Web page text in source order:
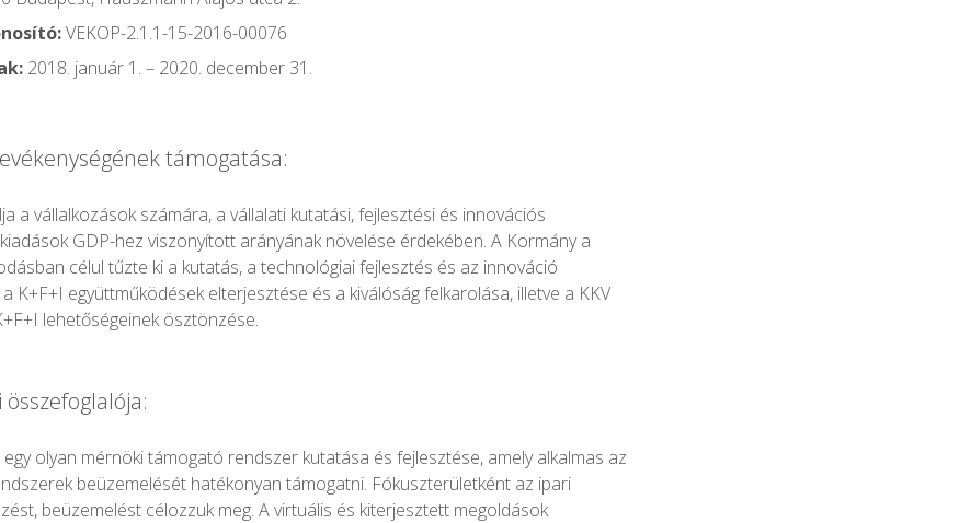
VEKOP-2.1.1-15-2016-00076
2018. január 1. – 2020. december 31.
támogatása:
a vállalkozások számára, a vállalati kutatási, fejlesztési és innovációs
GDP-hez viszonyított arányának növelése érdekében. A Kormány a
célul tűzte ki a kutatás, a technológiai fejlesztés és az innováció
K+F+I együttműködések elterjesztése és a kiválóság felkarolása, illetve a KKV
lehetőségeinek ösztönzése.
olyan mérnöki támogató rendszer kutatása és fejlesztése, amely alkalmas az
beüzemelését hatékonyan támogatni. Fókuszterületként az ipari
beüzemelést célozzuk meg. A virtuális és kiterjesztett megoldások